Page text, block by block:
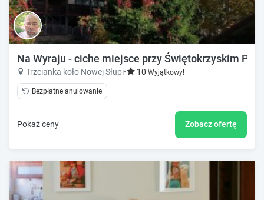
Na Wyraju - ciche miejsce przy Świętokrzyskim
Trzcianka koło Nowej Słupi• 10 Wyjątkowy!
Bezpłatne anulowanie
Pokaż ceny Zobacz ofertę